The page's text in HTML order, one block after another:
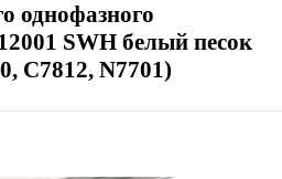
однофазного
SWH белый песок
C7812, N7701)